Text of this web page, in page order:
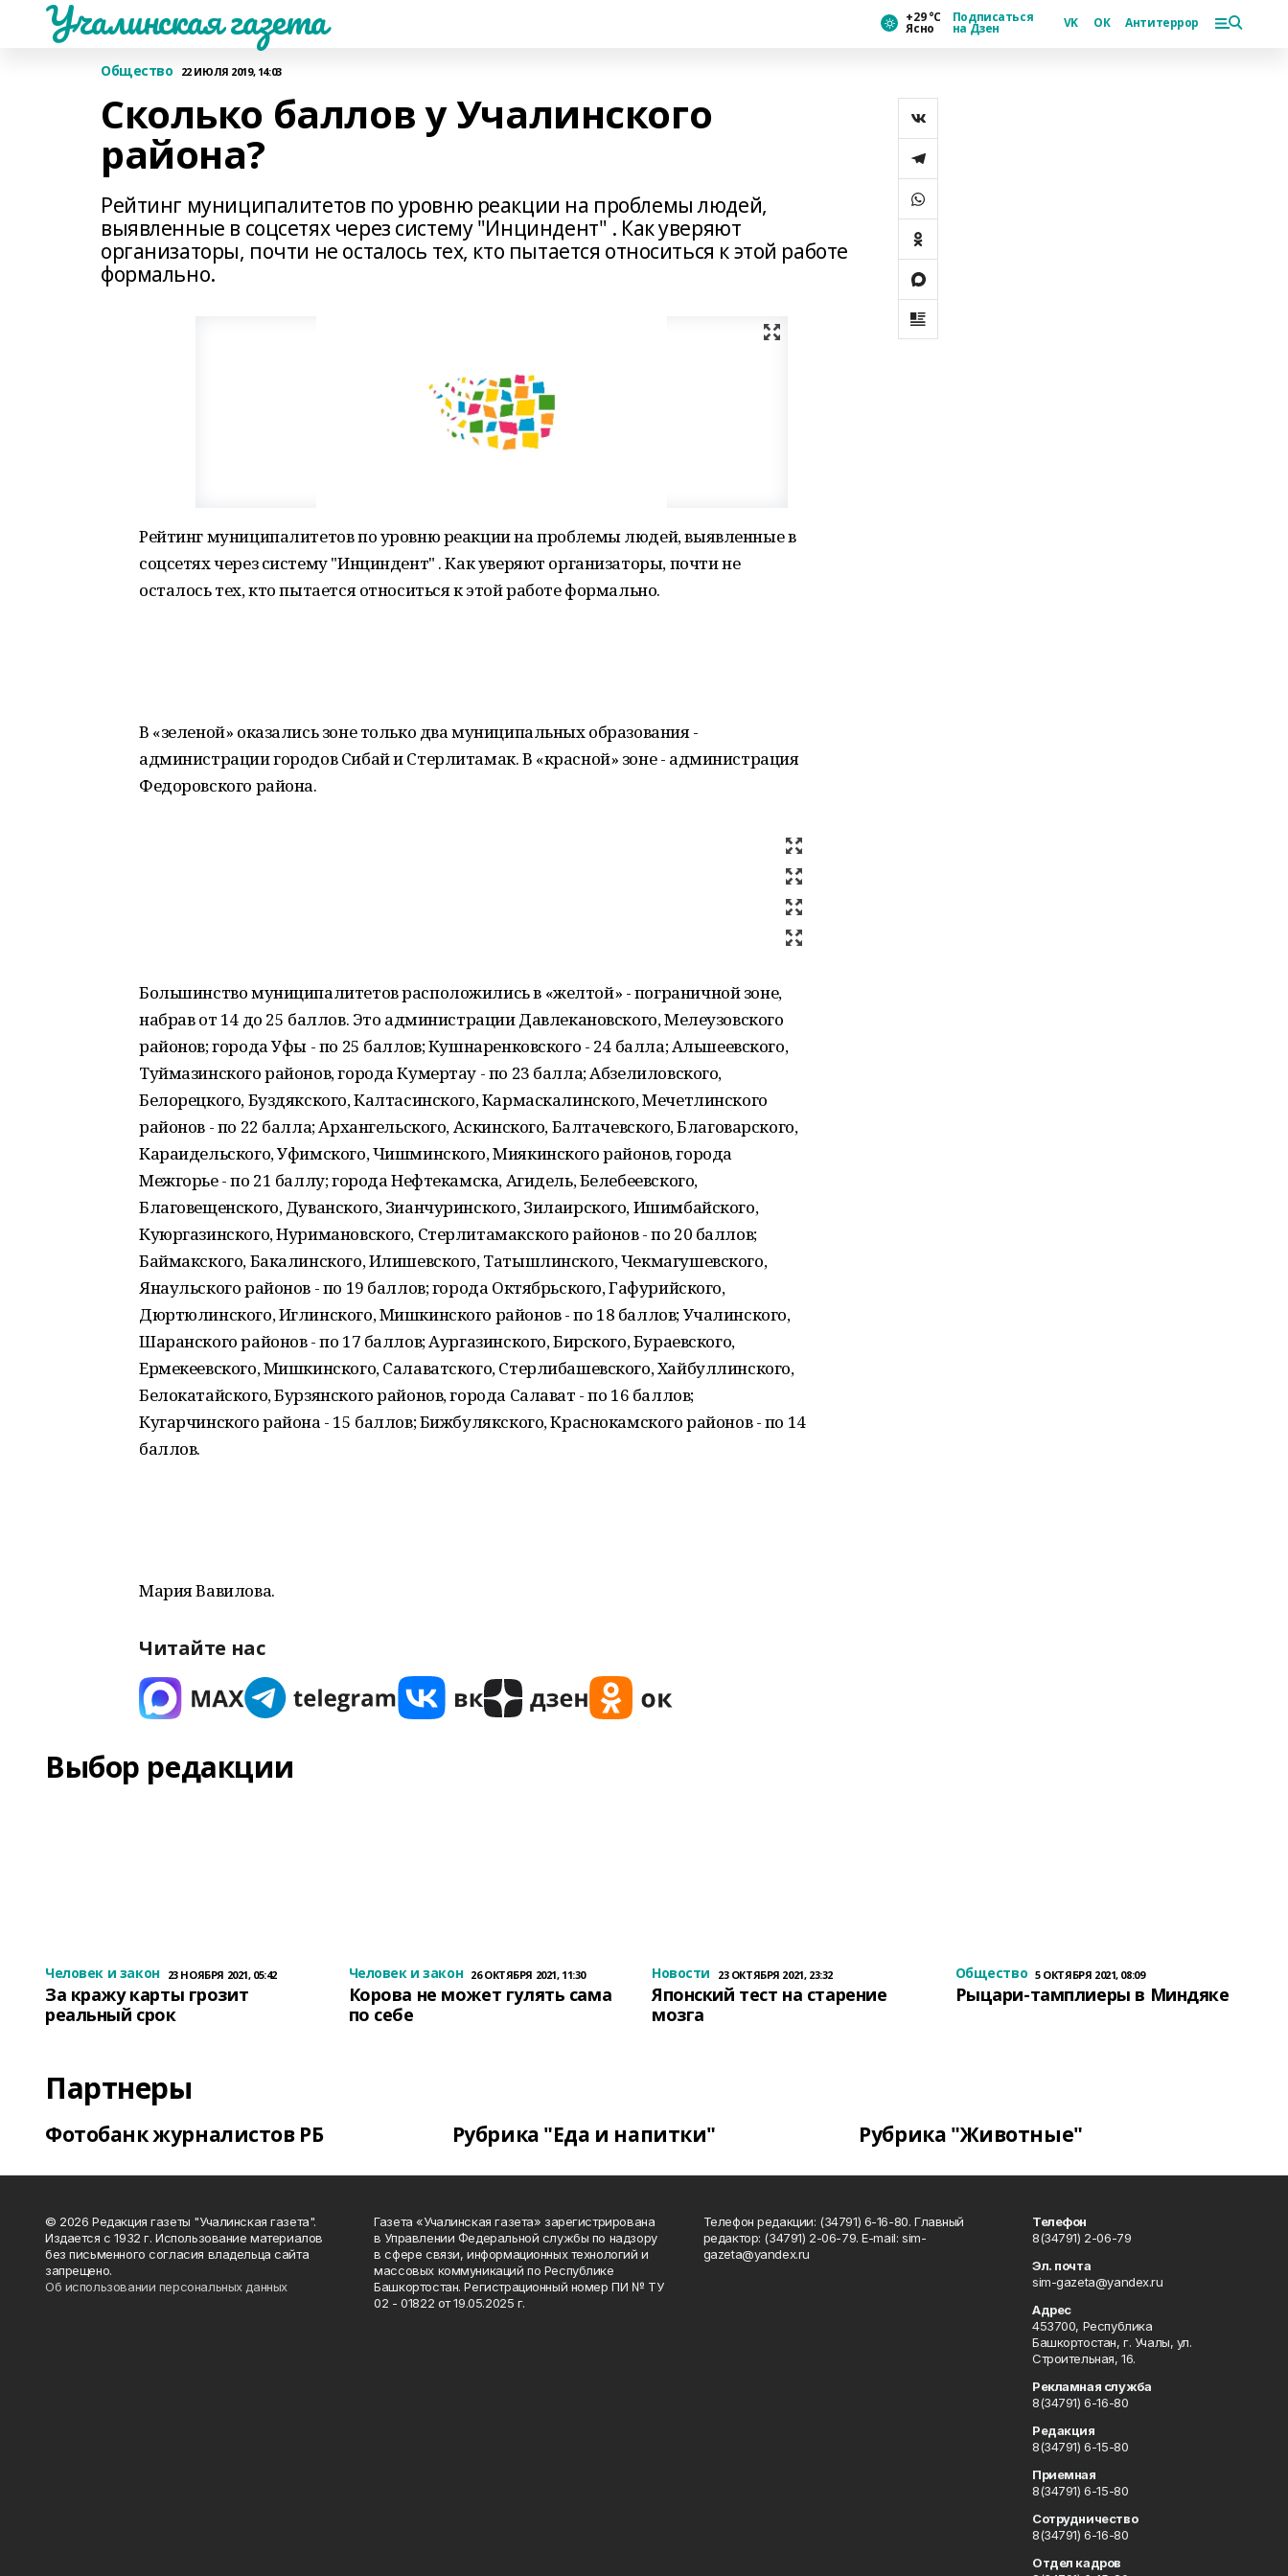
Учалинская газета +29 °С
Ясно
Подписаться
на Дзен VK ОК Антитеррор
Общество 22 ИЮЛЯ 2019, 14:03
Сколько баллов у Учалинского
района?
Рейтинг муниципалитетов по уровню реакции на проблемы людей,
выявленные в соцсетях через систему "Инциндент" . Как уверяют
организаторы, почти не осталось тех, кто пытается относиться к этой работе
формально.
Рейтинг муниципалитетов по уровню реакции на проблемы людей, выявленные в
соцсетях через систему "Инциндент" . Как уверяют организаторы, почти не
осталось тех, кто пытается относиться к этой работе формально.
В «зеленой» оказались зоне только два муниципальных образования -
администрации городов Сибай и Стерлитамак. В «красной» зоне - администрация
Федоровского района.
Большинство муниципалитетов расположились в «желтой» - пограничной зоне,
набрав от 14 до 25 баллов. Это администрации Давлекановского, Мелеузовского
районов; города Уфы - по 25 баллов; Кушнаренковского - 24 балла; Альшеевского,
Туймазинского районов, города Кумертау - по 23 балла; Абзелиловского,
Белорецкого, Буздякского, Калтасинского, Кармаскалинского, Мечетлинского
районов - по 22 балла; Архангельского, Аскинского, Балтачевского, Благоварского,
Караидельского, Уфимского, Чишминского, Миякинского районов, города
Межгорье - по 21 баллу; города Нефтекамска, Агидель, Белебеевского,
Благовещенского, Дуванского, Зианчуринского, Зилаирского, Ишимбайского,
Куюргазинского, Нуримановского, Стерлитамакского районов - по 20 баллов;
Баймакского, Бакалинского, Илишевского, Татышлинского, Чекмагушевского,
Янаульского районов - по 19 баллов; города Октябрьского, Гафурийского,
Дюртюлинского, Иглинского, Мишкинского районов - по 18 баллов; Учалинского,
Шаранского районов - по 17 баллов; Аургазинского, Бирского, Бураевского,
Ермекеевского, Мишкинского, Салаватского, Стерлибашевского, Хайбуллинского,
Белокатайского, Бурзянского районов, города Салават - по 16 баллов;
Кугарчинского района - 15 баллов; Бижбулякского, Краснокамского районов - по 14
баллов.
Мария Вавилова.
Читайте нас
Выбор редакции
Человек и закон 23 НОЯБРЯ 2021, 05:42
За кражу карты грозит
реальный срок
Человек и закон 26 ОКТЯБРЯ 2021, 11:30
Корова не может гулять сама
по себе
Новости 23 ОКТЯБРЯ 2021, 23:32
Японский тест на старение
мозга
Общество 5 ОКТЯБРЯ 2021, 08:09
Рыцари-тамплиеры в Миндяке
Партнеры
Фотобанк журналистов РБ Рубрика "Еда и напитки" Рубрика "Животные"
© 2026 Редакция газеты "Учалинская газета".
Издается с 1932 г. Использование материалов
без письменного согласия владельца сайта
запрещено.
Об использовании персональных данных
Газета «Учалинская газета» зарегистрирована
в Управлении Федеральной службы по надзору
в сфере связи, информационных технологий и
массовых коммуникаций по Республике
Башкортостан. Регистрационный номер ПИ № ТУ
02 - 01822 от 19.05.2025 г.
Телефон редакции: (34791) 6-16-80. Главный
редактор: (34791) 2-06-79. Е-mаil: sim-
gazeta@yandex.ru
Телефон
8(34791) 2-06-79
Эл. почта
sim-gazeta@yandex.ru
Адрес
453700, Республика
Башкортостан, г. Учалы, ул.
Строительная, 16.
Рекламная служба
8(34791) 6-16-80
Редакция
8(34791) 6-15-80
Приемная
8(34791) 6-15-80
Сотрудничество
8(34791) 6-16-80
Отдел кадров